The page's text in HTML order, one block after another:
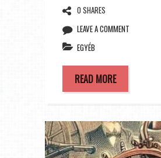
0 SHARES
LEAVE A COMMENT
EGYÉB
READ MORE